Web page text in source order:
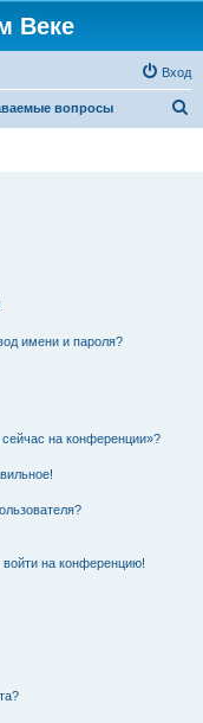
Веке
Вход
вопросы
имени и пароля?
на конференции»?
на конференцию!